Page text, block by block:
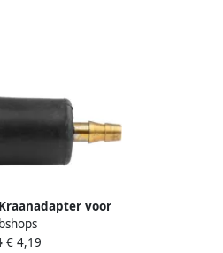
voor
| Mtools
€ 4,19